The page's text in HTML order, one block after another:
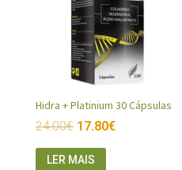
Hidra + Platinium 30 Cápsulas
24.00€ 17.80€
LER MAIS